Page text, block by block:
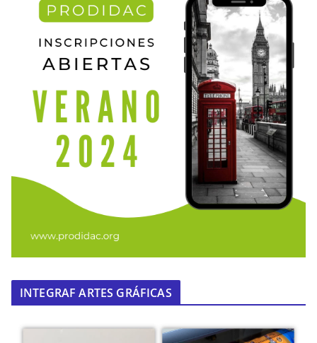
INTEGRAF ARTES GRÁFICAS